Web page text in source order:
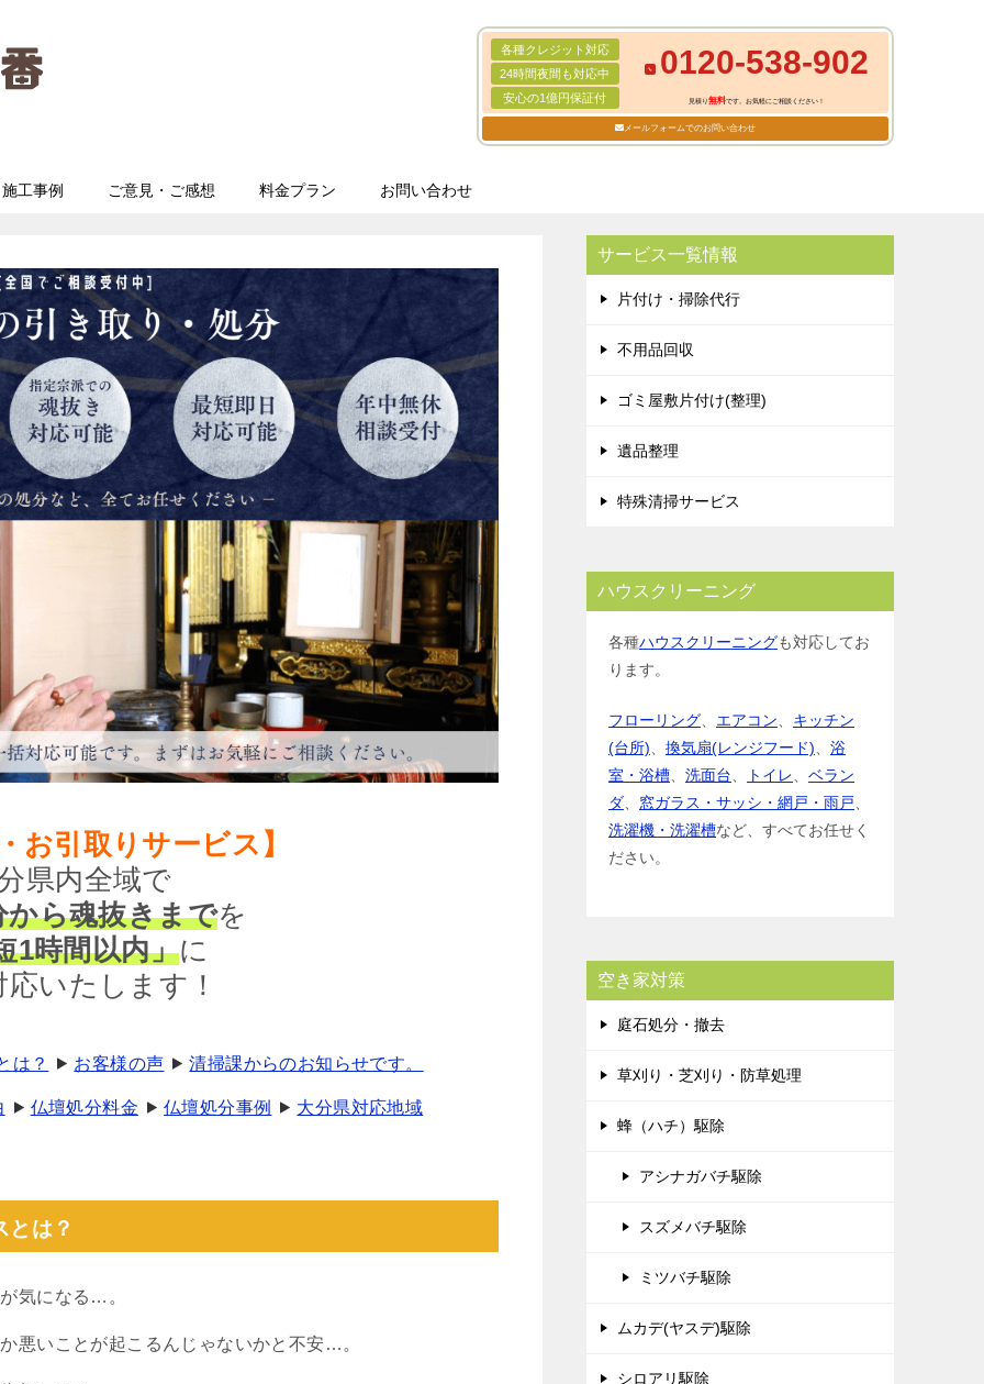
各種クレジット対応
24時間夜間も対応中
安心の1億円保証付
0120-538-902
見積り無料です。お気軽にご相談ください！
メールフォームでのお問い合わせ
施工事例 ご意見・ご感想 料金プラン お問い合わせ
お引取りサービス】
県内全域で
から魂抜きまでを
1時間以内」に
応いたします！
は？ お客様の声 清掃課からのお知らせです。
仏壇処分料金 仏壇処分事例 大分県対応地域
とは？
気になる…。
悪いことが起こるんじゃないかと不安…。
サービス一覧情報
片付け・掃除代行
不用品回収
ゴミ屋敷片付け(整理)
遺品整理
特殊清掃サービス
ハウスクリーニング
各種ハウスクリーニングも対応してお
ります。
フローリング エアコン
キッチン
(台所)
換気扇(レンジフード)
浴
室・浴槽
洗面台 トイレ
ベラン
ダ
窓ガラス・サッシ・網戸・雨戸
洗濯機・洗濯槽など、すべてお任せく
ださい。
空き家対策
庭石処分・撤去
草刈り・芝刈り・防草処理
蜂（ハチ）駆除
アシナガバチ駆除
スズメバチ駆除
ミツバチ駆除
ムカデ(ヤスデ)駆除
シロアリ駆除